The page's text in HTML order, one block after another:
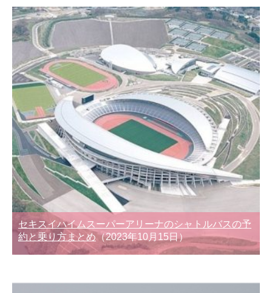
セキスイハイムスーパーアリーナのシャトルバスの予
約と乗り方まとめ （2023年10月15日）